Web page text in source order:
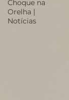
Choque na
Orelha |
Notícias